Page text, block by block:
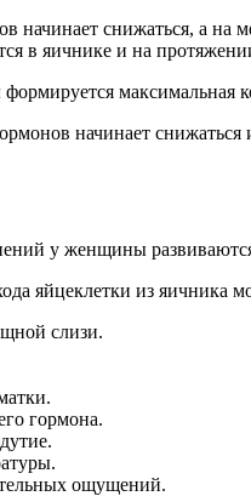
начинает снижаться, а на
в яичнике и на
максимальная
начинает
у женщины
яйцеклетки из яичника
слизи.
гормона.
ощущений.